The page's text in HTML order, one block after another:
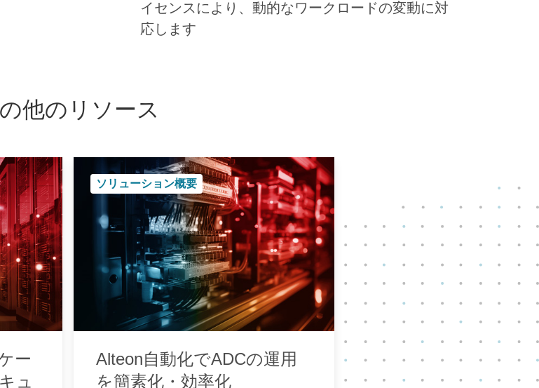
イセンスにより、動的なワークロードの変動に対
応します
他のリソース
ー
ュ
ソリューション概要
Alteon自動化でADCの運用
を簡素化・効率化